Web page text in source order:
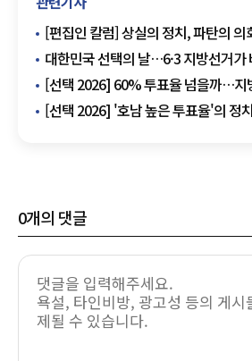
[편집인 칼럼] 상실의 정치, 파탄의
잃은 국회에 고함
대한민국 선택의 날…6·3 지방선거가
[선택 2026] 60% 투표율 넘을까…지
정치적 신호
[선택 2026] '호남 높은 투표율'의 정
0개의 댓글